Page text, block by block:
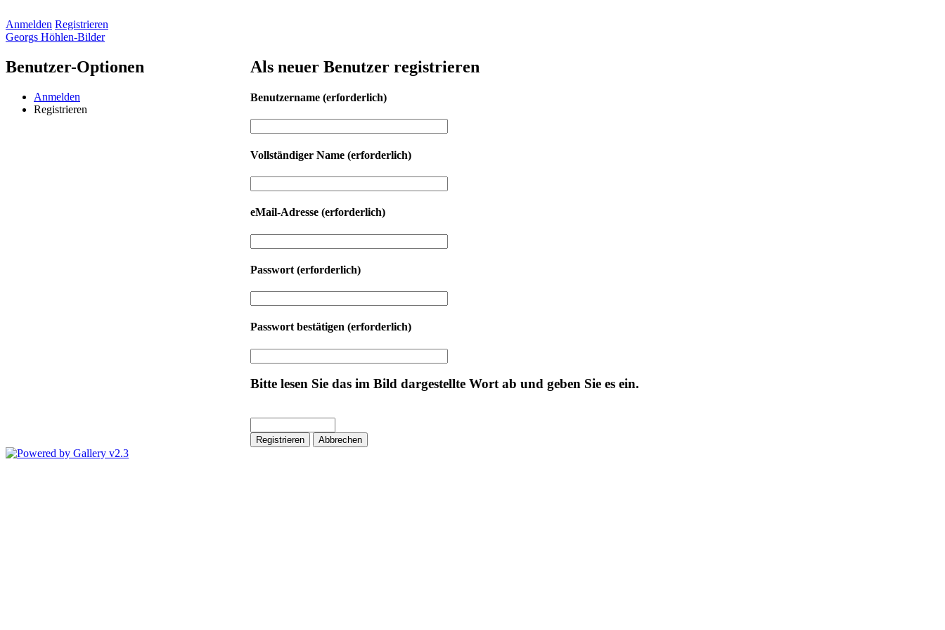
Anmelden Registrieren
Georgs Höhlen-Bilder
Benutzer-Optionen
Anmelden
Registrieren
Als neuer Benutzer registrieren
Benutzername (erforderlich)
Vollständiger Name (erforderlich)
eMail-Adresse (erforderlich)
Passwort (erforderlich)
Passwort bestätigen (erforderlich)
Bitte lesen Sie das im Bild dargestellte Wort ab und geben Sie es ein.